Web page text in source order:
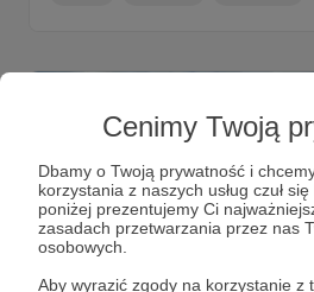
Cenimy Twoją
Dbamy o Twoją prywatność i
korzystania z naszych usług czuł
poniżej prezentujemy Ci
zasadach przetwarzania przez nas
osobowych.
Aby wyrazić zgody na korzystanie z